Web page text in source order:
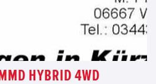
HYBRID 4WD